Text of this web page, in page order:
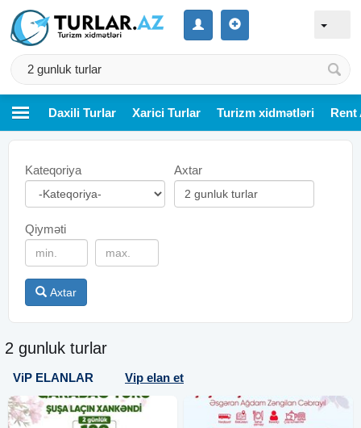
Daxili Turlar Xarici Turlar Turizm xidmətləri Rent
Kateqoriya Axtar
Qiyməti
Axtar
2 gunluk turlar
ViP ELANLAR Vip elan et